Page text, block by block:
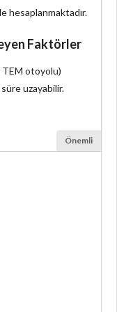
hesaplanmaktadır.
Faktörler
TEM otoyolu)
uzayabilir.
Önemli